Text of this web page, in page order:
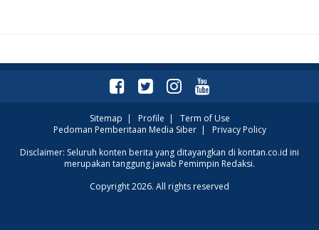
Sitemap | Profile | Term of Use
Pedoman Pemberitaan Media Siber| Privacy Policy
Disclaimer: Seluruh konten berita yang ditayangkan di kontan.co.id ini
merupakan tanggung jawab Pemimpin Redaksi.
Copyright 2026. All rights reserved